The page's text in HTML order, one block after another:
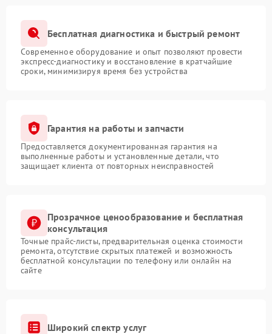
Бесплатная диагностика и быстрый ремонт
Современное оборудование и опыт позволяют провести
экспресс-диагностику и восстановление в кратчайшие
сроки, минимизируя время без устройства
Гарантия на работы и запчасти
Предоставляется документированная гарантия на
выполненные работы и установленные детали, что
защищает клиента от повторных неисправностей
Прозрачное ценообразование и бесплатная
консультация
Точные прайс-листы, предварительная оценка стоимости
ремонта, отсутствие скрытых платежей и возможность
бесплатной консультации по телефону или онлайн на
сайте
Широкий спектр услуг